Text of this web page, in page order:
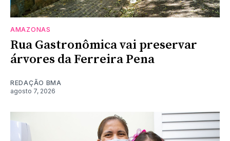
AMAZONAS
Rua Gastronômica vai preservar
árvores da Ferreira Pena
REDAÇÃO BMA
agosto 7, 2026